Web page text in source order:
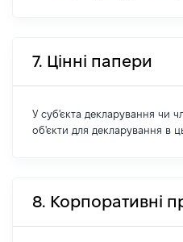
7. Цінні папери
У суб'єкта декларування чи
об'єкти для декларування в
8. Корпоративні